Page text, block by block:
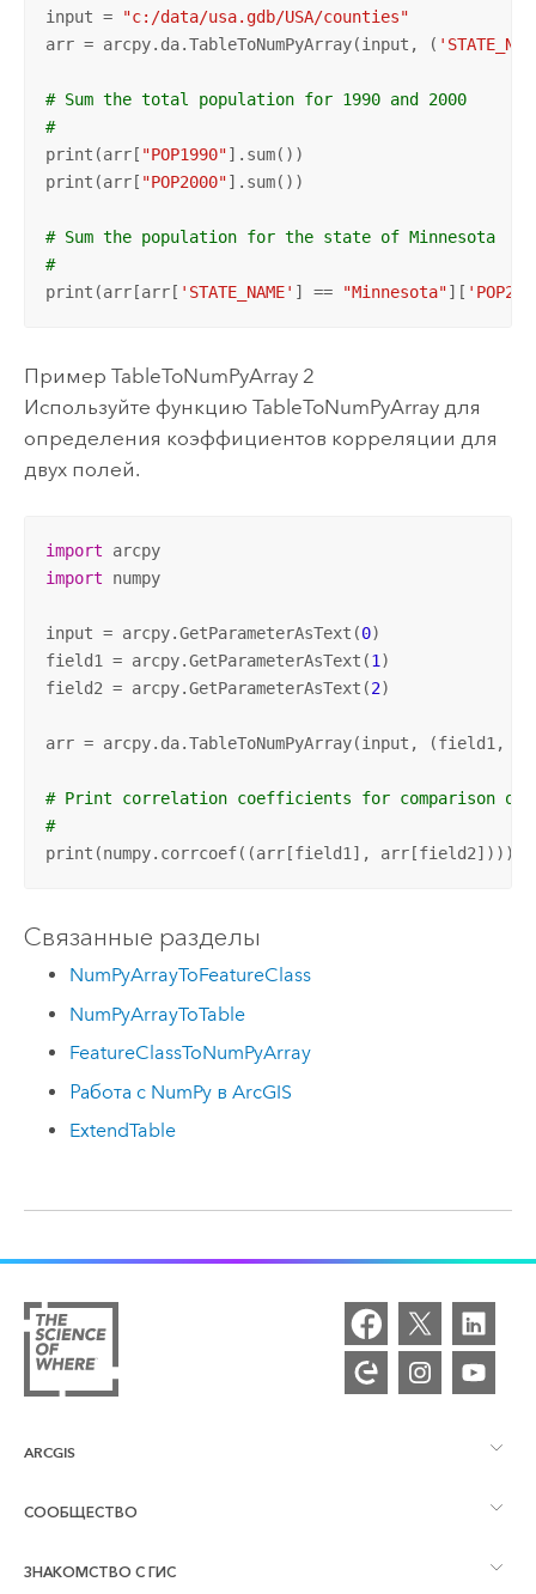
input =
"c:/data/usa.gdb/USA/counties"
arr = arcpy.da.TableToNumPyArray(input, (
# Sum the total population for 1990 and 2000
#
print(arr[ "POP1990"].sum())
print(arr[ "POP2000"].sum())
# Sum the population for the state of Minnesota
#
print(arr[arr[ 'STATE_NAME' ] == "Minnesota"][
Пример TableToNumPyArray 2
Используйте функцию TableToNumPyArray для
определения коэффициентов корреляции для
двух полей.
import
arcpy
import numpy
input = arcpy.GetParameterAsText(0)
field1 = arcpy.GetParameterAsText(1 )
field2 = arcpy.GetParameterAsText(2)
arr = arcpy.da.TableToNumPyArray(input, (field1,
# Print correlation coefficients for comparison of
#
print(numpy.corrcoef((arr[field1], arr[field2])))
Связанные разделы
NumPyArrayToFeatureClass
NumPyArrayToTable
FeatureClassToNumPyArray
Работа с NumPy в ArcGIS
ExtendTable
ARCGIS
Обзор ArcGIS
Картография
СООБЩЕСТВО
Сообщества и форумы
ЗНАКОМСТВО С ГИС